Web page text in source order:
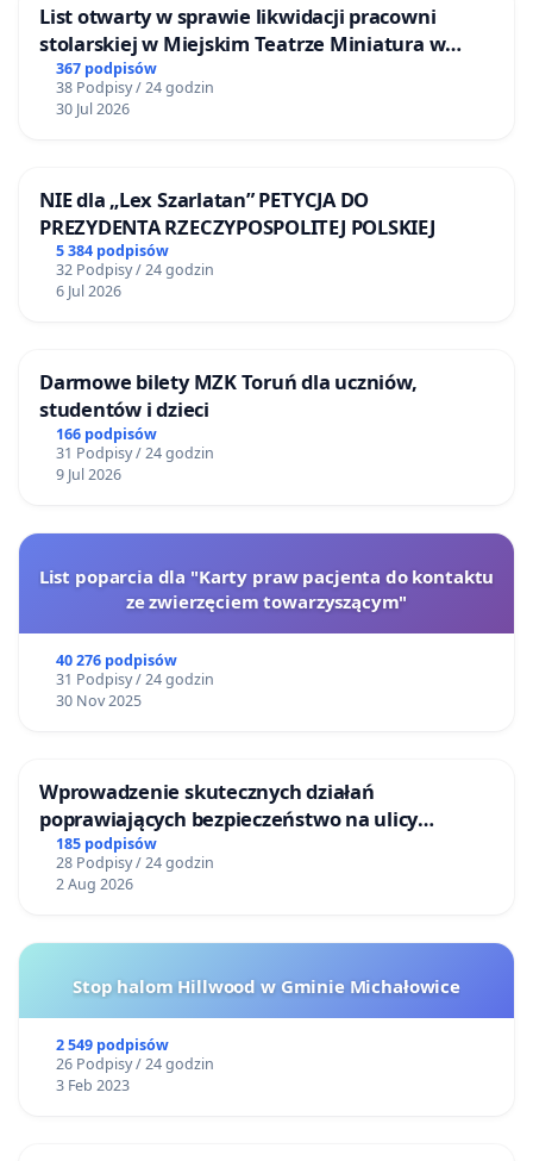
List otwarty w sprawie likwidacji pracowni
stolarskiej w Miejskim Teatrze Miniatura w
Gdańsku
367 podpisów
38 Podpisy / 24 godzin
30 Jul 2026
NIE dla „Lex Szarlatan” PETYCJA DO
PREZYDENTA RZECZYPOSPOLITEJ POLSKIEJ
5 384 podpisów
32 Podpisy / 24 godzin
6 Jul 2026
Darmowe bilety MZK Toruń dla uczniów,
studentów i dzieci
166 podpisów
31 Podpisy / 24 godzin
9 Jul 2026
List poparcia dla "Karty praw pacjenta do kontaktu
ze zwierzęciem towarzyszącym"
40 276 podpisów
31 Podpisy / 24 godzin
30 Nov 2025
Wprowadzenie skutecznych działań
poprawiających bezpieczeństwo na ulicy
Żeromskiego w Otwocku
185 podpisów
28 Podpisy / 24 godzin
2 Aug 2026
Stop halom Hillwood w Gminie Michałowice
2 549 podpisów
26 Podpisy / 24 godzin
3 Feb 2023